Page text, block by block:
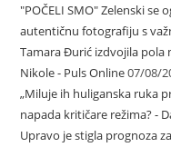
"POČELI SMO" Zelenski se
autentičnu fotografiju s
Tamara Đurić izdvojila pola
Nikole - Puls Online07/08/
„Miluje ih huliganska ruka
napada kritičare režima? -
Upravo je stigla prognoza